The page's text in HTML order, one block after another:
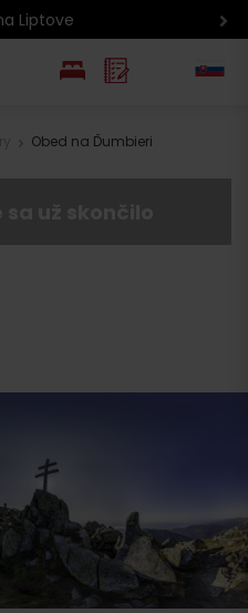
na Liptove podľa veku
Obed na Ďumbieri